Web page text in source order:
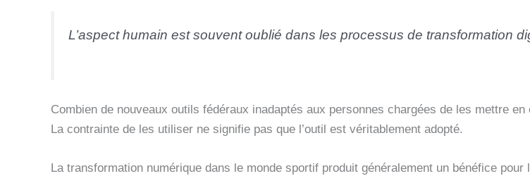
L’aspect humain est souvent oublié dans les processus de transformation
Combien de nouveaux outils fédéraux inadaptés aux personnes chargées de les mettre
La contrainte de les utiliser ne signifie pas que l’outil est véritablement adopté.
La transformation numérique dans le monde sportif produit généralement un bénéfice pour